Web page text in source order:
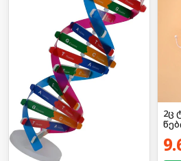
2ც